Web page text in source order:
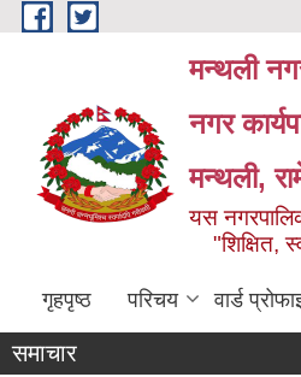
Skip to main content
मन्थली
नगर
मन्थली,
यस
"शिक्षित,
गृहपृष्ठ परिचय वार्ड
समाचार